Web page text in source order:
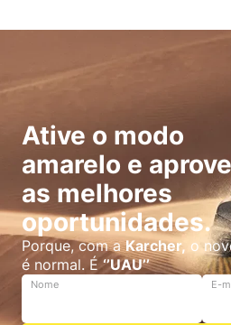
Ative o modo
amarelo e
as melhores
oportunidades.
Porque, com aKarcher, o
é normal. É‘’UAU’’
Nome E-